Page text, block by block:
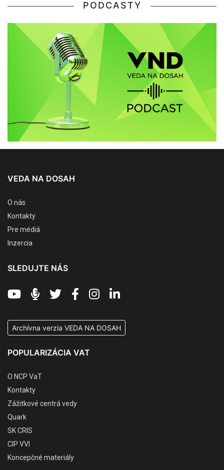
PODCASTY
VEDA NA DOSAH
O nás
Kontakty
Pre médiá
Inzercia
SLEDUJTE NÁS
Archívna verzia VEDA NA DOSAH
POPULARIZÁCIA VAT
O NCP VaT
Kontakty
Zážitkové centrá vedy
Quark
SK CRIS
CIP VVI
Koncepčné materiály